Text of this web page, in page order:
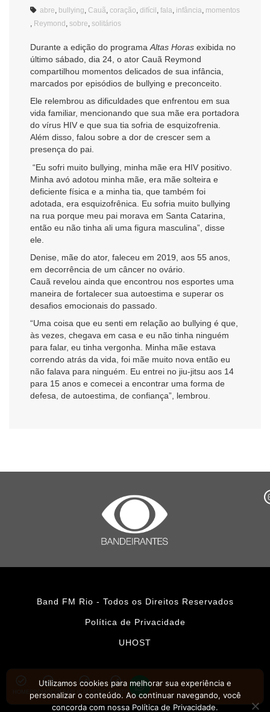
abre bullying Cauã coração difícil fala infância momentos
Reymond sobre solitários
Durante a edição do programa Altas Horas exibida no
último sábado, dia 24, o ator Cauã Reymond
compartilhou momentos delicados de sua infância,
marcados por episódios de bullying e preconceito.
Ele relembrou as dificuldades que enfrentou em sua
vida familiar, mencionando que sua mãe era portadora
do vírus HIV e que sua tia sofria de esquizofrenia.
Além disso, falou sobre a dor de crescer sem a
presença do pai.
“Eu sofri muito bullying, minha mãe era HIV positivo.
Minha avó adotou minha mãe, era mãe solteira e
deficiente física e a minha tia, que também foi
adotada, era esquizofrênica. Eu sofria muito bullying
na rua porque meu pai morava em Santa Catarina,
então eu não tinha ali uma figura masculina”, disse
ele.
Denise, mãe do ator, faleceu em 2019, aos 55 anos,
em decorrência de um câncer no ovário.
Cauã revelou ainda que encontrou nos esportes uma
maneira de fortalecer sua autoestima e superar os
desafios emocionais do passado.
“Uma coisa que eu senti em relação ao bullying é que,
às vezes, chegava em casa e eu não tinha ninguém
para falar, eu tinha vergonha. Minha mãe estava
correndo atrás da vida, foi mãe muito nova então eu
não falava para ninguém. Eu entrei no jiu-jitsu aos 14
para 15 anos e comecei a encontrar uma forma de
defesa, de autoestima, de confiança”, lembrou.
Band FM Rio - Todos os Direitos Reservados
Política de Privacidade
UHOST
PROMOÇÕESAPLICATIVOS CONTATO
Utilizamos cookies para melhorar sua experiência e
personalizar o conteúdo. Ao continuar navegando, você
concorda com nossa Política de Privacidade.